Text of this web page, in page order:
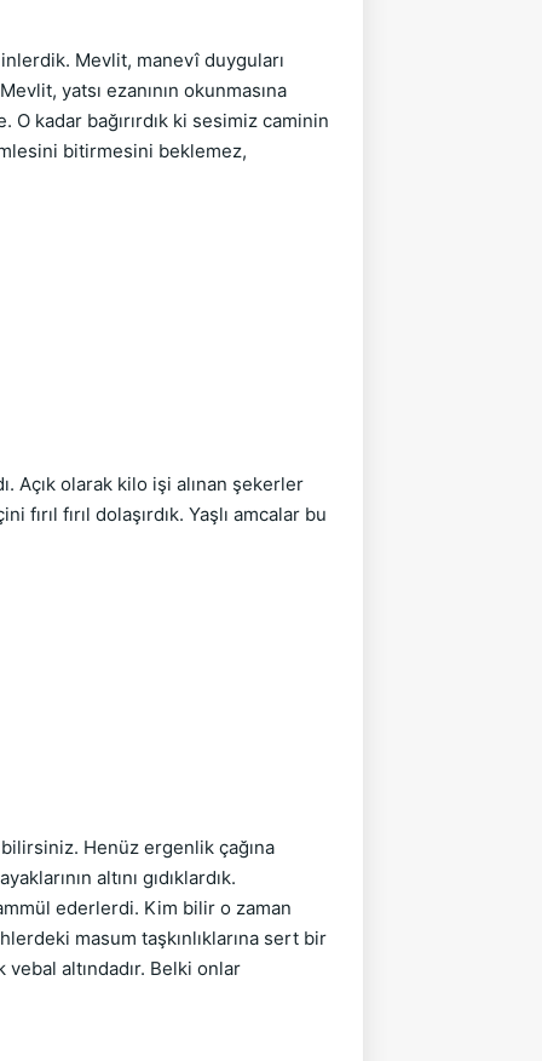
Mevlit, manevî duyguları
yatsı ezanının okunmasına
kadar bağırırdık ki sesimiz caminin
bitirmesini beklemez,
Açık olarak kilo işi alınan şekerler
fırıl fırıl dolaşırdık. Yaşlı amcalar bu
Henüz ergenlik çağına
altını gıdıklardık.
ederlerdi. Kim bilir o zaman
masum taşkınlıklarına sert bir
altındadır. Belki onlar